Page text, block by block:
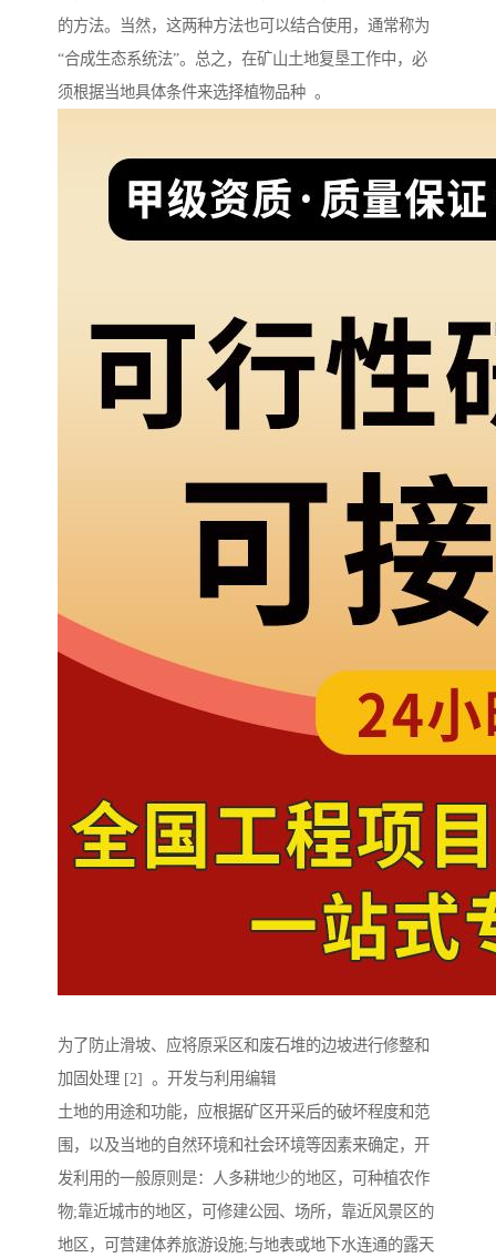
的方法。当然，这两种方法也可以结合使用，通常称为
“合成生态系统法”。总之，在矿山土地复垦工作中，必
须根据当地具体条件来选择植物品种 。
为了防止滑坡、应将原采区和废石堆的边坡进行修整和
加固处理 [2] 。开发与利用编辑
土地的用途和功能，应根据矿区开采后的破坏程度和范
围，以及当地的自然环境和社会环境等因素来确定，开
发利用的一般原则是：人多耕地少的地区，可种植农作
物;靠近城市的地区，可修建公园、场所，靠近风景区的
地区，可营建体养旅游设施;与地表或地下水连通的露天